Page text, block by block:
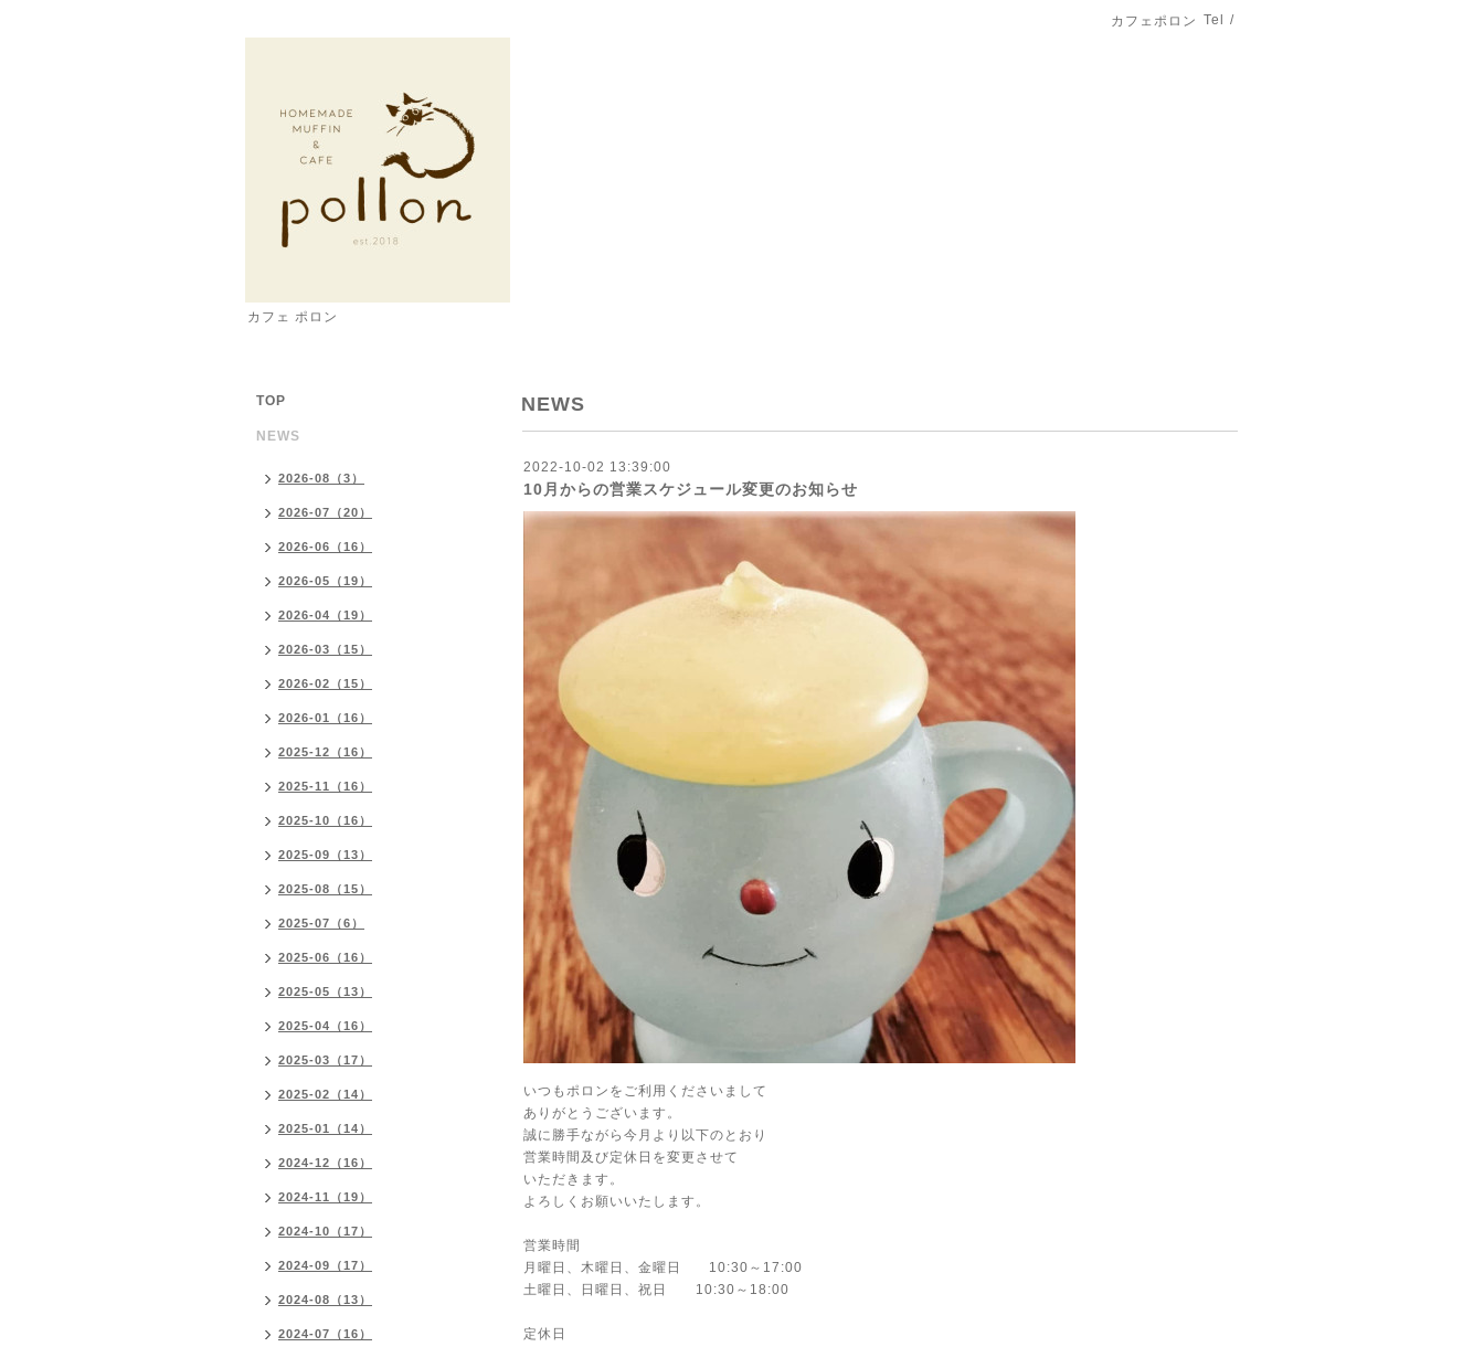
カフェポロン Tel /
カフェ ポロン
NEWS
2022-10-02 13:39:00
10月からの営業スケジュール変更のお知らせ
いつもポロンをご利用くださいまして
ありがとうございます。
誠に勝手ながら今月より以下のとおり
営業時間及び定休日を変更させて
いただきます。
よろしくお願いいたします。
営業時間
月曜日、木曜日、金曜日 10:30～17:00
土曜日、日曜日、祝日 10:30～18:00
定休日
TOP
NEWS
2026-08（3）
2026-07（20）
2026-06（16）
2026-05（19）
2026-04（19）
2026-03（15）
2026-02（15）
2026-01（16）
2025-12（16）
2025-11（16）
2025-10（16）
2025-09（13）
2025-08（15）
2025-07（6）
2025-06（16）
2025-05（13）
2025-04（16）
2025-03（17）
2025-02（14）
2025-01（14）
2024-12（16）
2024-11（19）
2024-10（17）
2024-09（17）
2024-08（13）
2024-07（16）